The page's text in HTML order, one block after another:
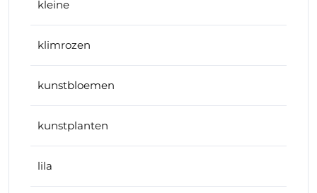
kleine
klimrozen
kunstbloemen
kunstplanten
lila